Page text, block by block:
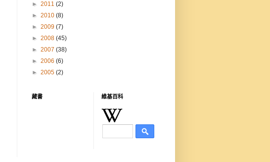
► 2011 (2)
► 2010 (8)
► 2009 (7)
► 2008 (45)
► 2007 (38)
► 2006 (6)
► 2005 (2)
藏書 維基百科